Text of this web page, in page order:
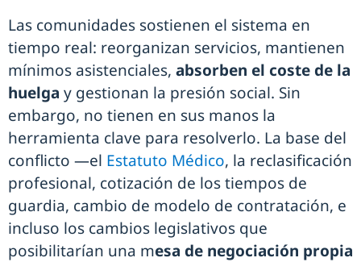
Las comunidades sostienen el sistema en
tiempo real: reorganizan servicios, mantienen
mínimos asistenciales, absorben el coste de la
huelga y gestionan la presión social. Sin
embargo, no tienen en sus manos la
herramienta clave para resolverlo. La base del
conflicto —el Estatuto Médico, la reclasificación
profesional, cotización de los tiempos de
guardia, cambio de modelo de contratación, e
incluso los cambios legislativos que
posibilitarían una mesa de negociación propia